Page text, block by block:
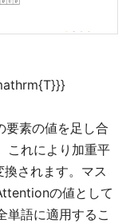
要素の値を足し合
これにより加重平
されます。マス
の値として
単語に適用するこ